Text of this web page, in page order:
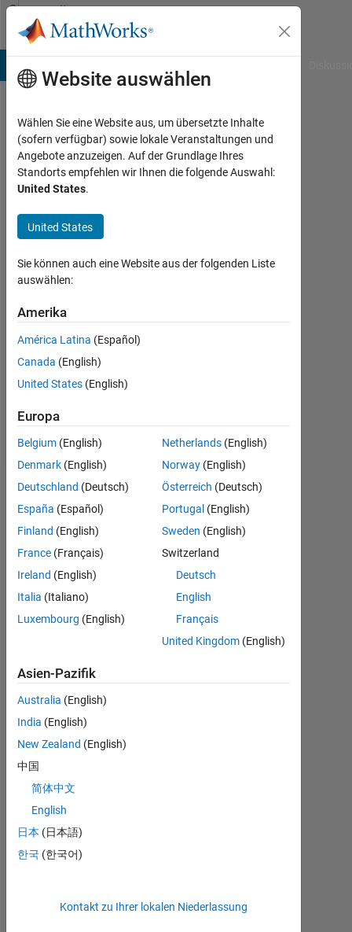
Weiter zum Inhalt
Community
Profile
newhere
Last
seen: 4
Monate
vor
|
seit
2024
Followers:
Following:
Follow
Abzeichen
Abzeichen
MATLAB
Answers
Abzeichen
Knowledgeable Level 1
25 May 2024
Thankful Level 1
13 Mar 2025
First Answer
Website auswählen
Wählen Sie eine Website aus, um übersetzte Inhalte
(sofern verfügbar) sowie lokale Veranstaltungen und
Angebote anzuzeigen. Auf der Grundlage Ihres
Standorts empfehlen wir Ihnen die folgende Auswahl:
United States.
United States
Sie können auch eine Website aus der folgenden Liste
auswählen:
Amerika
América Latina (Español)
Canada (English)
United States (English)
Europa
Belgium (English)
Denmark (English)
Deutschland (Deutsch)
España (Español)
Finland (English)
France (Français)
Ireland (English)
Italia (Italiano)
Luxembourg (English)
Netherlands (English)
Norway (English)
Österreich (Deutsch)
Portugal (English)
Sweden (English)
Switzerland
Deutsch
English
Français
United Kingdom (English)
Asien-Pazifik
Australia (English)
India (English)
New Zealand (English)
中国
简体中文
English
日本 (日本語)
한국 (한국어)
Kontakt zu Ihrer lokalen Niederlassung